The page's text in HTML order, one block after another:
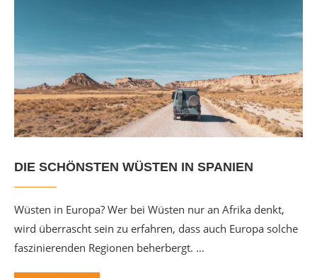
DIE SCHÖNSTEN WÜSTEN IN SPANIEN
Wüsten in Europa? Wer bei Wüsten nur an Afrika denkt,
wird überrascht sein zu erfahren, dass auch Europa solche
faszinierenden Regionen beherbergt. …